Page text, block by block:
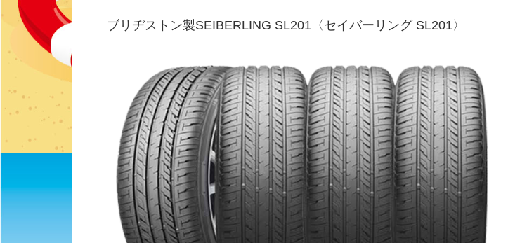
ブリヂストン製SEIBERLING SL201〈セイバーリング SL201〉